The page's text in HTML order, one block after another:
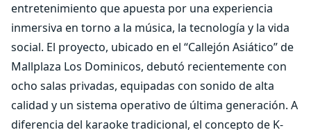
entretenimiento que apuesta por una experiencia
inmersiva en torno a la música, la tecnología y la vida
social. El proyecto, ubicado en el “Callejón Asiático” de
Mallplaza Los Dominicos, debutó recientemente con
ocho salas privadas, equipadas con sonido de alta
calidad y un sistema operativo de última generación. A
diferencia del karaoke tradicional, el concepto de K-